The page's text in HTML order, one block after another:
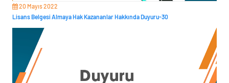
20 Mayıs 2022
Lisans Belgesi Almaya Hak Kazananlar Hakkında Duyuru-30